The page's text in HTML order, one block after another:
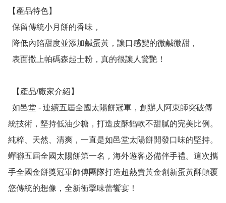
【產品特色】
統技術，堅持低油少糖，打造皮酥餡軟不甜膩的完美比例。
純粹、天然、清爽，一直是如邑堂太陽餅開發口味的堅持。
蟬聯五屆全國太陽餅第一名，海外遊客必備伴手禮。這次攜
手全國金餅獎冠軍師傅團隊打造超熱賣黃金創新蛋黃酥顛覆
您傳統的想像，全新衝擊味蕾饗宴！